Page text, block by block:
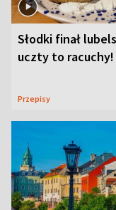
Słodki finał
uczty to racuchy!
Przepisy